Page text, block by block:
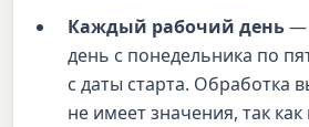
Каждый рабочий день—
день с понедельника по
с даты старта. Обработка
не имеет значения, так